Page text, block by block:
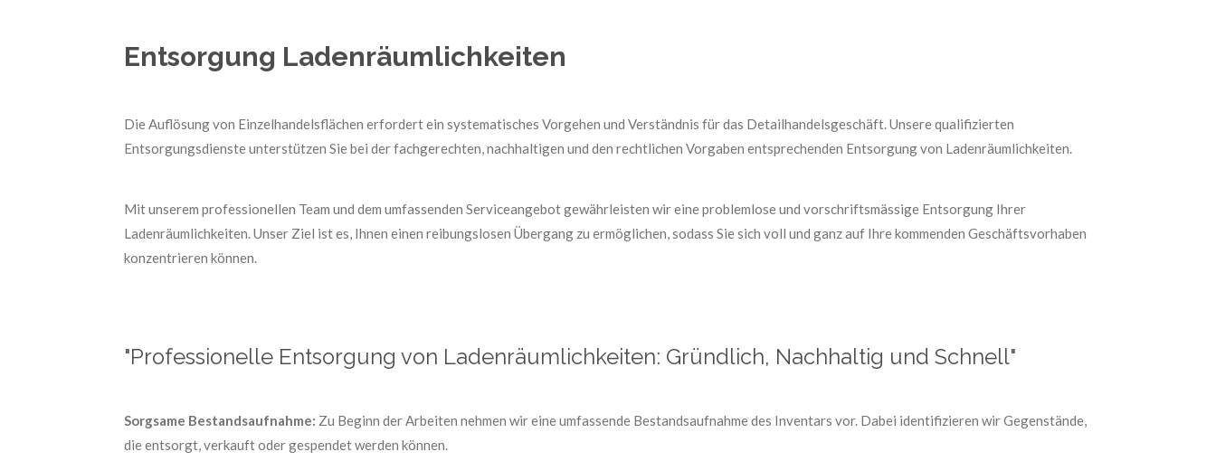
Entsorgung Ladenräumlichkeiten
Die Auflösung von Einzelhandelsflächen erfordert ein systematisches Vorgehen und Verständnis für das Detailhandelsgeschäft. Unsere qualifizierten
Entsorgungsdienste unterstützen Sie bei der fachgerechten, nachhaltigen und den rechtlichen Vorgaben entsprechenden Entsorgung von Ladenräumlichkeiten.
Mit unserem professionellen Team und dem umfassenden Serviceangebot gewährleisten wir eine problemlose und vorschriftsmässige Entsorgung Ihrer
Ladenräumlichkeiten. Unser Ziel ist es, Ihnen einen reibungslosen Übergang zu ermöglichen, sodass Sie sich voll und ganz auf Ihre kommenden Geschäftsvorhaben
konzentrieren können.
"Professionelle Entsorgung von Ladenräumlichkeiten: Gründlich, Nachhaltig und Schnell"
Sorgsame Bestandsaufnahme: Zu Beginn der Arbeiten nehmen wir eine umfassende Bestandsaufnahme des Inventars vor. Dabei identifizieren wir Gegenstände,
die entsorgt, verkauft oder gespendet werden können.